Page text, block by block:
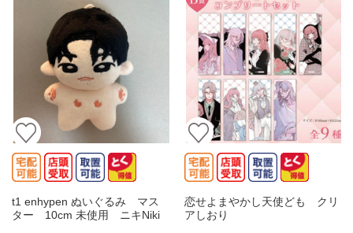
t1 enhypen ぬいぐるみ マス
ター 10cm 未使用 ニキNiki
恋せよまやかし天使ども クリ
アしおり